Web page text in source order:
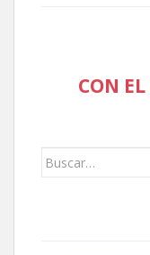
CON
Buscar: